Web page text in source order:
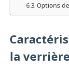
Options
la